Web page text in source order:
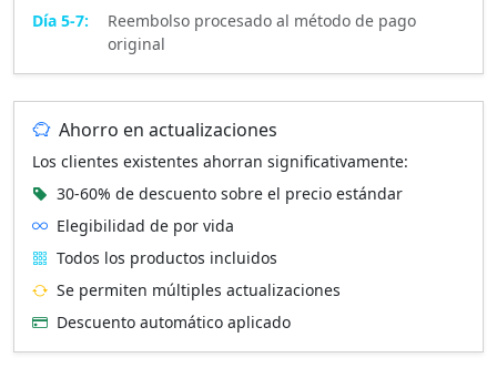
Día 5-7:
Reembolso procesado al método de pago
original
Ahorro en actualizaciones
Los clientes existentes ahorran significativamente:
30-60% de descuento sobre el precio estándar
Elegibilidad de por vida
Todos los productos incluidos
Se permiten múltiples actualizaciones
Descuento automático aplicado